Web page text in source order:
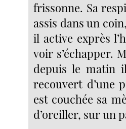
frissonne. Sa
assis dans un
il active exprès
voir s’échapper.
depuis le matin
recouvert d’une
est couchée sa
d’oreiller, sur un